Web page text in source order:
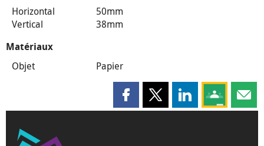
Horizontal
50mm
Vertical
38mm
Matériaux
Objet Papier
Partager cette page sur
Partager cette page sur X
Partager cette
Partagez